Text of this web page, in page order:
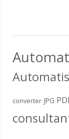
converter JPG